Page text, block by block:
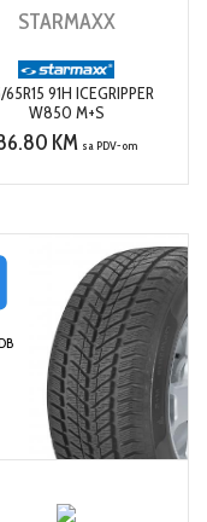
STARMAXX
65R15 91H ICEGRIPPER
W850 M+S
KM sa PDV-om